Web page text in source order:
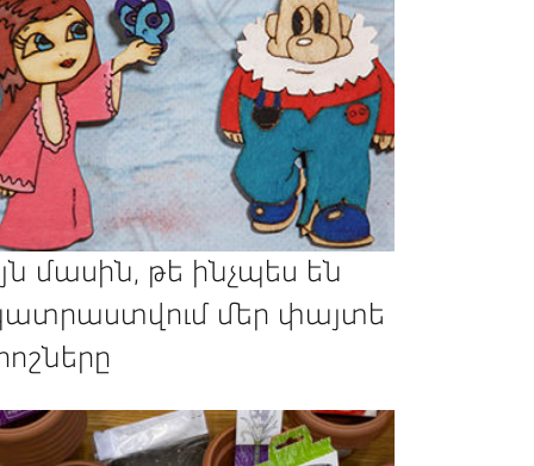
մասին, թե ինչպես են
մեր փայտե